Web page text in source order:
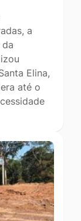
a
Elina,
até o